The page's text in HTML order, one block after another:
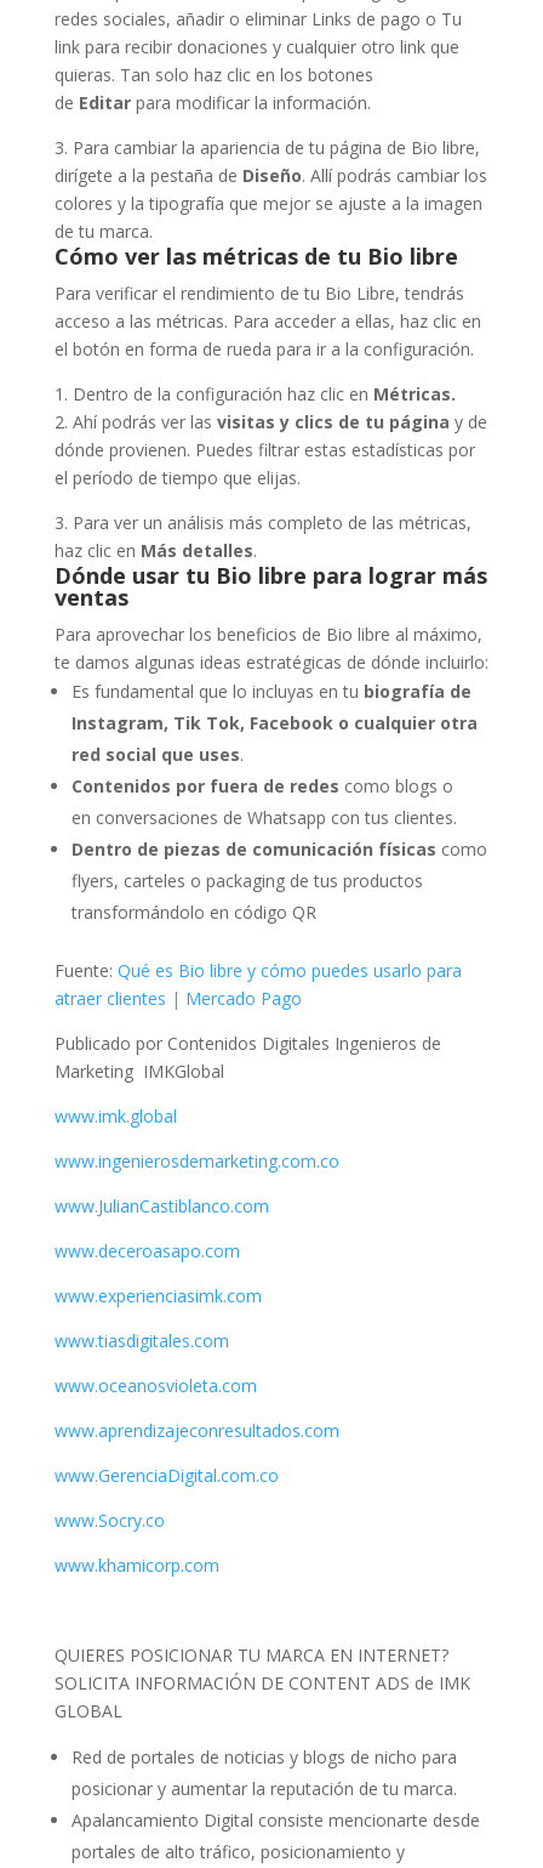
redes sociales, añadir o eliminar Links de pago o Tu
link para recibir donaciones y cualquier otro link que
quieras. Tan solo haz clic en los botones
de Editarpara modificar la información.
3. Para cambiar la apariencia de tu página de Bio libre,
dirígete a la pestaña de Diseño. Allí podrás cambiar los
colores y la tipografía que mejor se ajuste a la imagen
de tu marca.
Cómo ver las métricas de tu Bio libre
Para verificar el rendimiento de tu Bio Libre, tendrás
acceso a las métricas. Para acceder a ellas, haz clic en
el botón en forma de rueda para ir a la configuración.
1. Dentro de la configuración haz clic en Métricas.
2. Ahí podrás ver las visitas y clics de tu página y de
dónde provienen. Puedes filtrar estas estadísticas por
el período de tiempo que elijas.
3. Para ver un análisis más completo de las métricas,
haz clic en Más detalles.
Dónde usar tu Bio libre para lograr más
ventas
Para aprovechar los beneficios de Bio libre al máximo,
te damos algunas ideas estratégicas de dónde incluirlo:
Es fundamental que lo incluyas en tu biografía de
Instagram, Tik Tok, Facebook o cualquier otra
red social que uses.
Contenidos por fuera de redes como blogs o
en conversaciones de Whatsapp con tus clientes.
Dentro de piezas de comunicación físicas como
flyers, carteles o packaging de tus productos
transformándolo en código QR
Fuente: Qué es Bio libre y cómo puedes usarlo para
atraer clientes | Mercado Pago
Publicado por Contenidos Digitales Ingenieros de
Marketing IMKGlobal
www.imk.global
www.ingenierosdemarketing.com.co
www.JulianCastiblanco.com
www.deceroasapo.com
www.experienciasimk.com
www.tiasdigitales.com
www.oceanosvioleta.com
www.aprendizajeconresultados.com
www.GerenciaDigital.com.co
www.Socry.co
www.khamicorp.com
QUIERES POSICIONAR TU MARCA EN INTERNET?
SOLICITA INFORMACIÓN DE CONTENT ADS de IMK
GLOBAL
Red de portales de noticias y blogs de nicho para
posicionar y aumentar la reputación de tu marca.
Apalancamiento Digital consiste mencionarte desde
portales de alto tráfico, posicionamiento y